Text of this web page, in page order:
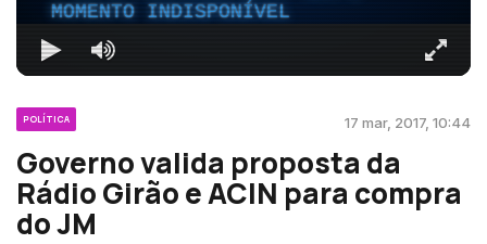
MOMENTO INDISPONÍVEL
POLÍTICA 17 mar, 2017, 10:44
Governo valida proposta da
Rádio Girão e ACIN para compra
do JM